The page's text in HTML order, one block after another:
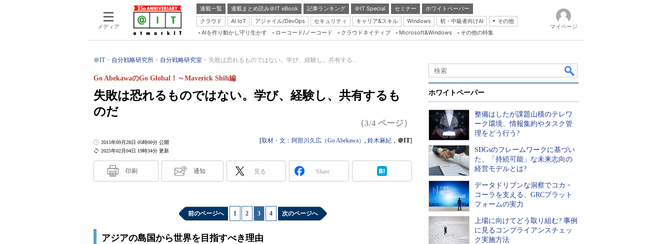
メディア
連載一覧 連載まとめ読み＠IT eBook 記事ランキング ＠IT Special セミナー
ホワイトペーパー
クラウド
AI IoT アジャイル/DevOps セキュリティ キャリア&スキル Windows 初・中級者向けAI
その他
Server & Storage
Java Agile
Database Expert
Master of IP Network
Security & Trust
Test & Tools
AIを作り動かし守り生かす ローコード/ノーコード クラウドネイティブ Microsoft&Windows その他の特集
マイページ
＠IT 自分戦略研究所 自分戦略研究室 失敗は恐れるものではない。学び、経験し、共有する...
失敗は恐れるものではない。学び、経験し、共有するも
のだ
Go AbekawaのGo Global！～Maverick Shih編
（3/4 ページ）
2025年02月04日 19時34分 更新
2015年09月28日 05時00分 公開 [取材・文：阿部川久広（Go Abekawa） , 鈴木麻紀 ， ＠IT]
印刷 通知 見る Share
前のページへ 1 2 3 4 次のページへ
アジアの島国から世界を目指すべき理由
ホワイトペーパー
整備はしたが課題山積のテレワ
ーク環境、情報集約やタスク管
理をどう行う?
SDGsのフレームワークに基づい
た、「持続可能」な未来志向の
経営モデルとは?
データドリブンな洞察でコカ・
コーラを支える、GRCプラット
フォームの実力
上場に向けてどう取り組む? 事例
に見るコンプライアンスチェッ
ク実施方法